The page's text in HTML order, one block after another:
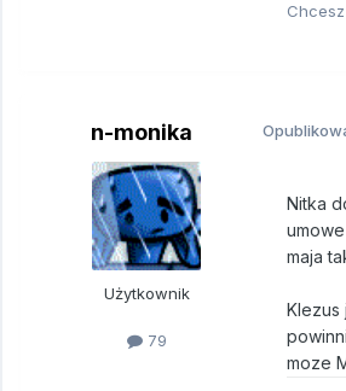
n-monika
Użytkownik
79
Nitka
maja
Klezus
moze